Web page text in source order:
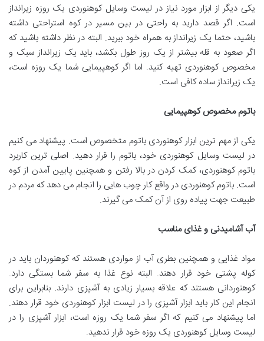
یکی دیگر از ابزار مورد نیاز در لیست وسایل کوهنوردی یک روزه زیرانداز
است. اگر قصد دارید به راحتی در بین مسیر در کوه استراحتی داشته
باشید، حتما یک زیرانداز به همراه خود ببرید. البته در نظر داشته باشید که
اگر صعود به قله بیشتر از یک روز طول بکشد، باید یک زیرانداز سبک و
مخصوص کوهنوردی تهیه کنید. اما اگر کوهپیمایی شما یک روزه است،
یک زیرانداز ساده کافی است.
باتوم مخصوص کوهپیمایی
یکی از مهم ترین ابزار کوهنوردی باتوم متخصوص است. پیشنهاد می کنیم
در لیست وسایل کوهنوردی خود، باتوم را قرار دهید. اصلی ترین کاربرد
باتوم کوهنوردی، کمک کردن در بالا رفتن و همچنین پایین آمدن از کوه
است. باتوم کوهنوردی در واقع کار چوب هایی را انجام می دهد که مردم در
طبیعت جهت پیاده روی از آن کمک می گیرند.
آب آشامیدنی و غذای مناسب
مواد غذایی و همچنین بطری آب از مواردی هستند که کوهنوردان باید در
کوله پشتی خود قرار دهند. البته نوع غذا به سفر شما بستگی دارد.
کوهنوردانی هستند که علاقه بسیار زیادی به آشپزی دارند. بنابراین برای
انجام این کار باید ابزار آشپزی را در لیست ابزار کوهنوردی خود قرار دهند.
اما پیشنهاد می کنیم که اگر سفر شما یک روزه است، ابزار آشپزی را در
لیست وسایل کوهنوردی یک روزه خود قرار ندهید.